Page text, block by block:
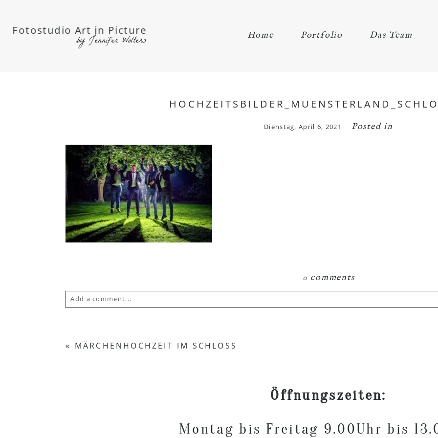
Fotostudio Art in Picture
by Jennifer Wolters Home Portfolio Das Team
Dienstag, April 6, 2021 Posted in
0 comments
Add a comment...
« MÄRCHENHOCHZEIT IM SCHLOSS
Öffnungszeiten:
Montag bis Freitag 9.00Uhr bis